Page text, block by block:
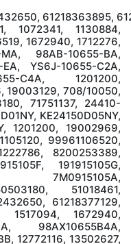
61218363895,
1072341, 1130884,
1672940, 1712276,
98AB-10655-BA,
YS6J-10655-C2A,
C4A, 1201200,
19003129, 708/10050,
71751137, 24410-
KE24150D05NY,
1201200, 19002969,
99961106520,
8200253389,
191915105G,
51018461,
61218377129,
1517094, 1672940,
98AX10655B4A,
12772116, 13502627,